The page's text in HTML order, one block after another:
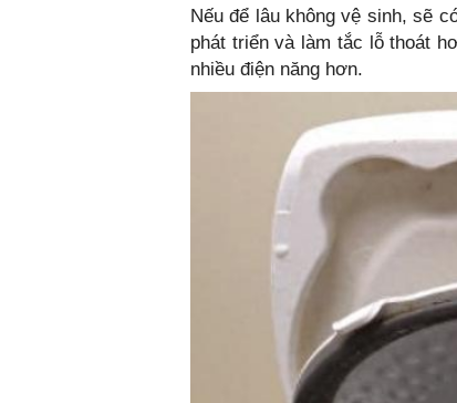
Nếu để lâu không vệ sinh, sẽ
phát triển và làm tắc lỗ thoát
nhiều điện năng hơn.